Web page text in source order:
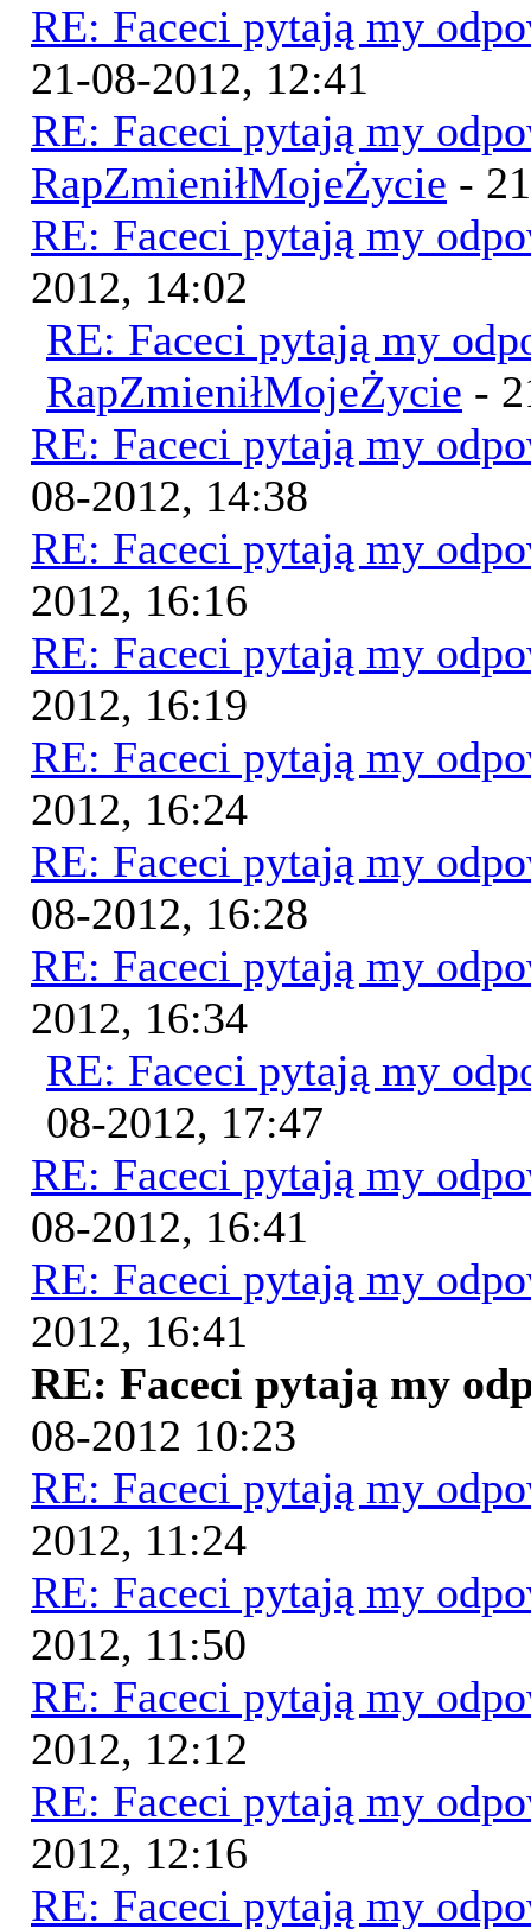
RE: Faceci pytają my
21-08-2012, 12:41
RE: Faceci pytają my
RapZmieniłMojeŻycie -
RE: Faceci pytają my
2012, 14:02
RE: Faceci pytają my
RapZmieniłMojeŻycie -
RE: Faceci pytają my
08-2012, 14:38
RE: Faceci pytają my
2012, 16:16
RE: Faceci pytają my
2012, 16:19
RE: Faceci pytają my
2012, 16:24
RE: Faceci pytają my
08-2012, 16:28
RE: Faceci pytają my
2012, 16:34
RE: Faceci pytają my
08-2012, 17:47
RE: Faceci pytają my
08-2012, 16:41
RE: Faceci pytają my
2012, 16:41
RE: Faceci pytają my
08-2012 10:23
RE: Faceci pytają my
2012, 11:24
RE: Faceci pytają my
2012, 11:50
RE: Faceci pytają my
2012, 12:12
RE: Faceci pytają my
2012, 12:16
RE: Faceci pytają my